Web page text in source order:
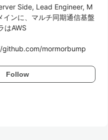
Side, Lead Engineer, M
ンに、マルチ同期通信基盤
はAWS
github.com/mormorbump
Follow